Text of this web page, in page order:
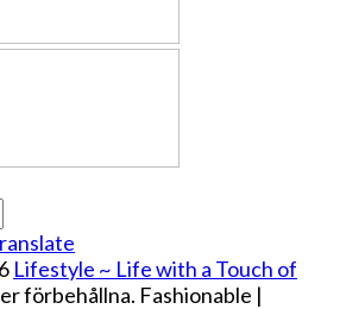
Lifestyle ~ Life with a Touch of
förbehållna. Fashionable |